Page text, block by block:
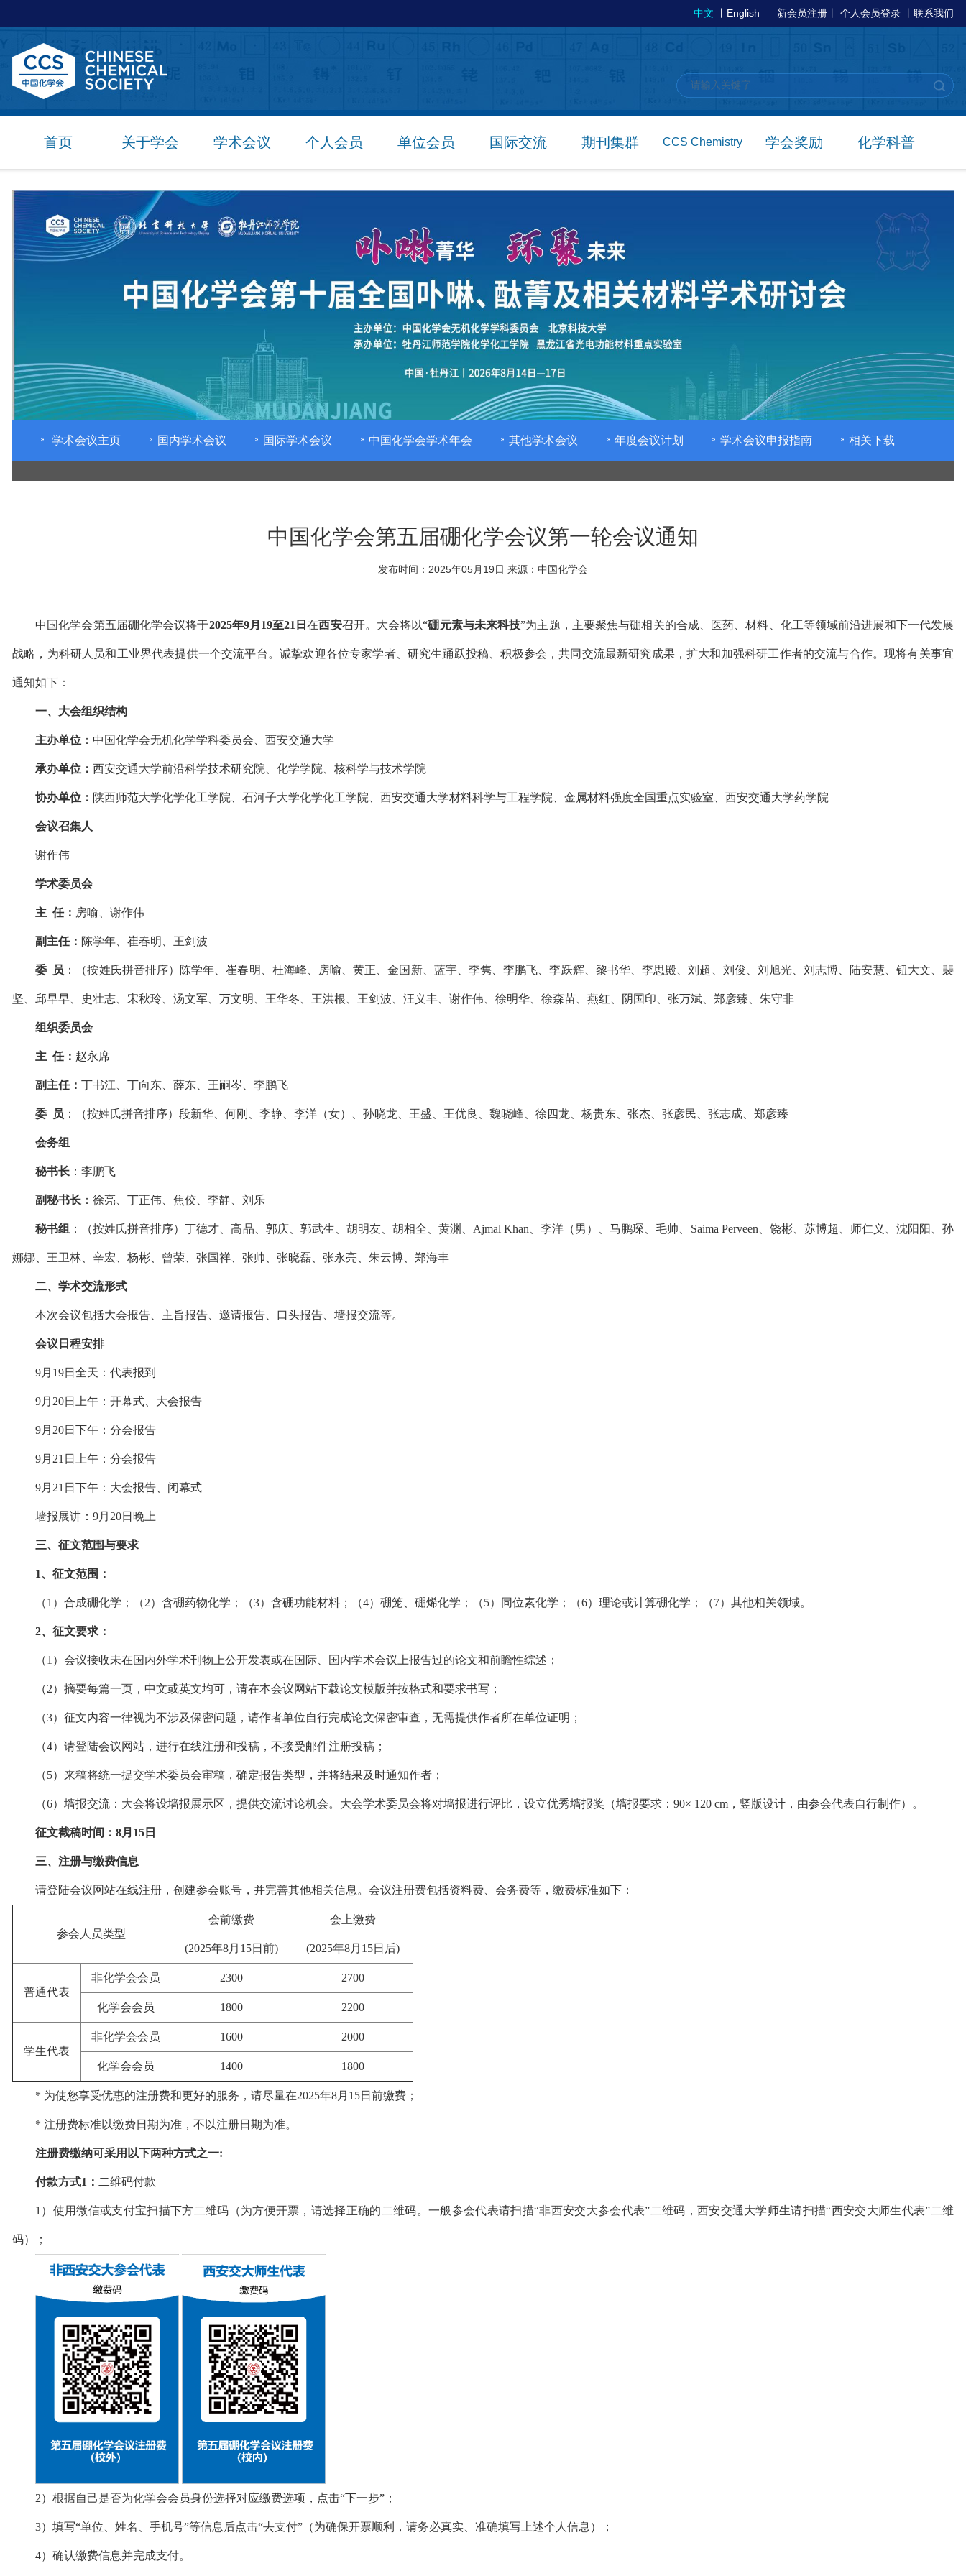
中文 English 新会员注册 个人会员登录 联系我们
首页 关于学会 学术会议 个人会员 单位会员 国际交流 期刊集群 CCS Chemistry 学会奖励 化学科普
学术会议主页 国内学术会议 国际学术会议 中国化学会学术年会 其他学术会议 年度会议计划 学术会议申报指南 相关下载
中国化学会第五届硼化学会议第一轮会议通知
发布时间：2025年05月19日 来源：中国化学会
中国化学会第五届硼化学会议将于2025年9月 19至21 日在西安召开。大会将以“硼元素与未来科技”为主题，主要聚焦与硼相关的合成、医药、材料、化工等领域前沿进展和下一代发展
战略，为科研人员和工业界代表提供一个交流平台。诚挚欢迎各位专家学者、研究生踊跃投稿、积极参会，共同交流最新研究成果，扩大和加强科研工作者的交流与合作。现将有关事宜
通知如下：
一、 大会组织结构
主办单位 ：中国化学会无机化学学科委员会、西安交通大学
承办单位： 西安交通大学前沿科学技术研究院、化学学院、核科学与技术学院
协办单位： 陕西师范大学化学化工学院、石河子大学化学化工学院、西安交通大学材料科学与工程学院、金属材料强度全国重点实验室、西安交通大学药学院
会议召集人
谢作伟
学术委员会
主 任： 房喻、谢作伟
副主任： 陈学年、崔春明、王剑波
委 员 ：（按姓氏拼音排序）陈学年、崔春明、杜海峰、房喻、黄正、金国新、蓝宇、李隽、李鹏飞、李跃辉、黎书华、李思殿、刘超、刘俊、刘旭光、刘志博、陆安慧、钮大文、裴
坚、邱早早、史壮志、宋秋玲、汤文军、万文明、王华冬、王洪根、王剑波、汪义丰、谢作伟、徐明华、徐森苗、燕红、阴国印、张万斌、郑彦臻、朱守非
组织委员会
主 任： 赵永席
副主任： 丁书江、丁向东、薛东、王嗣岑、李鹏飞
委 员 ：（按姓氏拼音排序）段新华、何刚、李静、李洋（女）、孙晓龙、王盛、王优良、魏晓峰、徐四龙、杨贵东、张杰、张彦民、张志成、郑彦臻
会务组
秘书长 ：李鹏飞
副秘书长 ：徐亮、丁正伟、焦佼、李静、刘乐
秘书组 ：（按姓氏拼音排序）丁德才、高品、郭庆、郭武生、胡明友、胡相全、黄渊、Ajmal Khan、李洋（男）、马鹏琛、毛帅、Saima Perveen、饶彬、苏博超、师仁义、沈阳阳、孙
娜娜、王卫林、辛宏、杨彬、曾荣、张国祥、张帅、张晓磊、张永亮、朱云博、郑海丰
二、学术交流形式
本次会议包括大会报告、主旨报告、邀请报告、口头报告、墙报交流等。
会议日程安排
9月19日全天：代表报到
9月20日上午：开幕式、大会报告
9月20日下午：分会报告
9月21日上午：分会报告
9月21日下午：大会报告、闭幕式
墙报展讲：9月20日晚上
三、征文范围与要求
1、征文范围：
（1）合成硼化学；（2）含硼药物化学；（3）含硼功能材料；（4）硼笼、硼烯化学；（5）同位素化学；（6）理论或计算硼化学；（7）其他相关领域。
2、征文要求：
（1）会议接收未在国内外学术刊物上公开发表或在国际、国内学术会议上报告过的论文和前瞻性综述；
（2）摘要每篇一页，中文或英文均可，请在本会议网站下载论文模版并按格式和要求书写；
（3）征文内容一律视为不涉及保密问题，请作者单位自行完成论文保密审查，无需提供作者所在单位证明；
（4）请登陆会议网站，进行在线注册和投稿，不接受邮件注册投稿；
（5）来稿将统一提交学术委员会审稿，确定报告类型，并将结果及时通知作者；
（6）墙报交流：大会将设墙报展示区，提供交流讨论机会。大会学术委员会将对墙报进行评比，设立优秀墙报奖（墙报要求：90× 120 cm，竖版设计，由参会代表自行制作）。
征文截稿时间：8月15日
三、注册与缴费信息
请登陆会议网站在线注册，创建参会账号，并完善其他相关信息。会议注册费包括资料费、会务费等，缴费标准如下：
参会人员类型
会前缴费
(2025年8月15日前)
会上缴费
(2025年8月15日后)
普通代表
非化学会会员 2300 2700
化学会会员 1800 2200
学生代表
非化学会会员 1600 2000
化学会会员 1400 1800
* 为使您享受优惠的注册费和更好的服务，请尽量在2025年8月15日前缴费；
* 注册费标准以缴费日期为准，不以注册日期为准。
注册费缴纳可采用以下两种方式之一:
付款方式1： 二维码付款
1）使用微信或支付宝扫描下方二维码（为方便开票，请选择正确的二维码。一般参会代表请扫描“非西安交大参会代表”二维码，西安交通大学师生请扫描“西安交大师生代表”二维
码）；
2）根据自己是否为化学会会员身份选择对应缴费选项，点击“下一步”；
3）填写“单位、姓名、手机号”等信息后点击“去支付”（为确保开票顺利，请务必真实、准确填写上述个人信息）；
4）确认缴费信息并完成支付。